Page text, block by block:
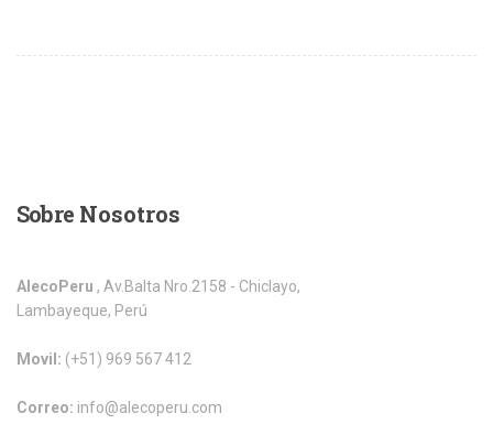
Sobre Nosotros
AlecoPeru , Av.Balta Nro.2158 - Chiclayo,
Lambayeque, Perú
Movil: (+51) 969 567 412
Correo: info@alecoperu.com